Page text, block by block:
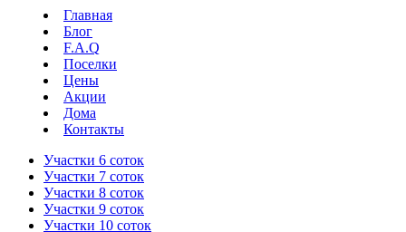
Главная
Блог
F.A.Q
Поселки
Цены
Акции
Дома
Контакты
Участки 6 соток
Участки 7 соток
Участки 8 соток
Участки 9 соток
Участки 10 соток